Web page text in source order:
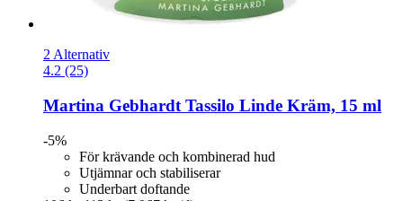
2 Alternativ
4.2 (25)
Martina Gebhardt Tassilo Linde Kräm, 15 ml
-5%
För krävande och kombinerad hud
Utjämnar och stabiliserar
Underbart doftande